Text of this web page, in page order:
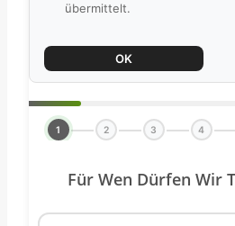
übermittelt.
OK
1 2 3 4
Für Wen Dürfen Wir